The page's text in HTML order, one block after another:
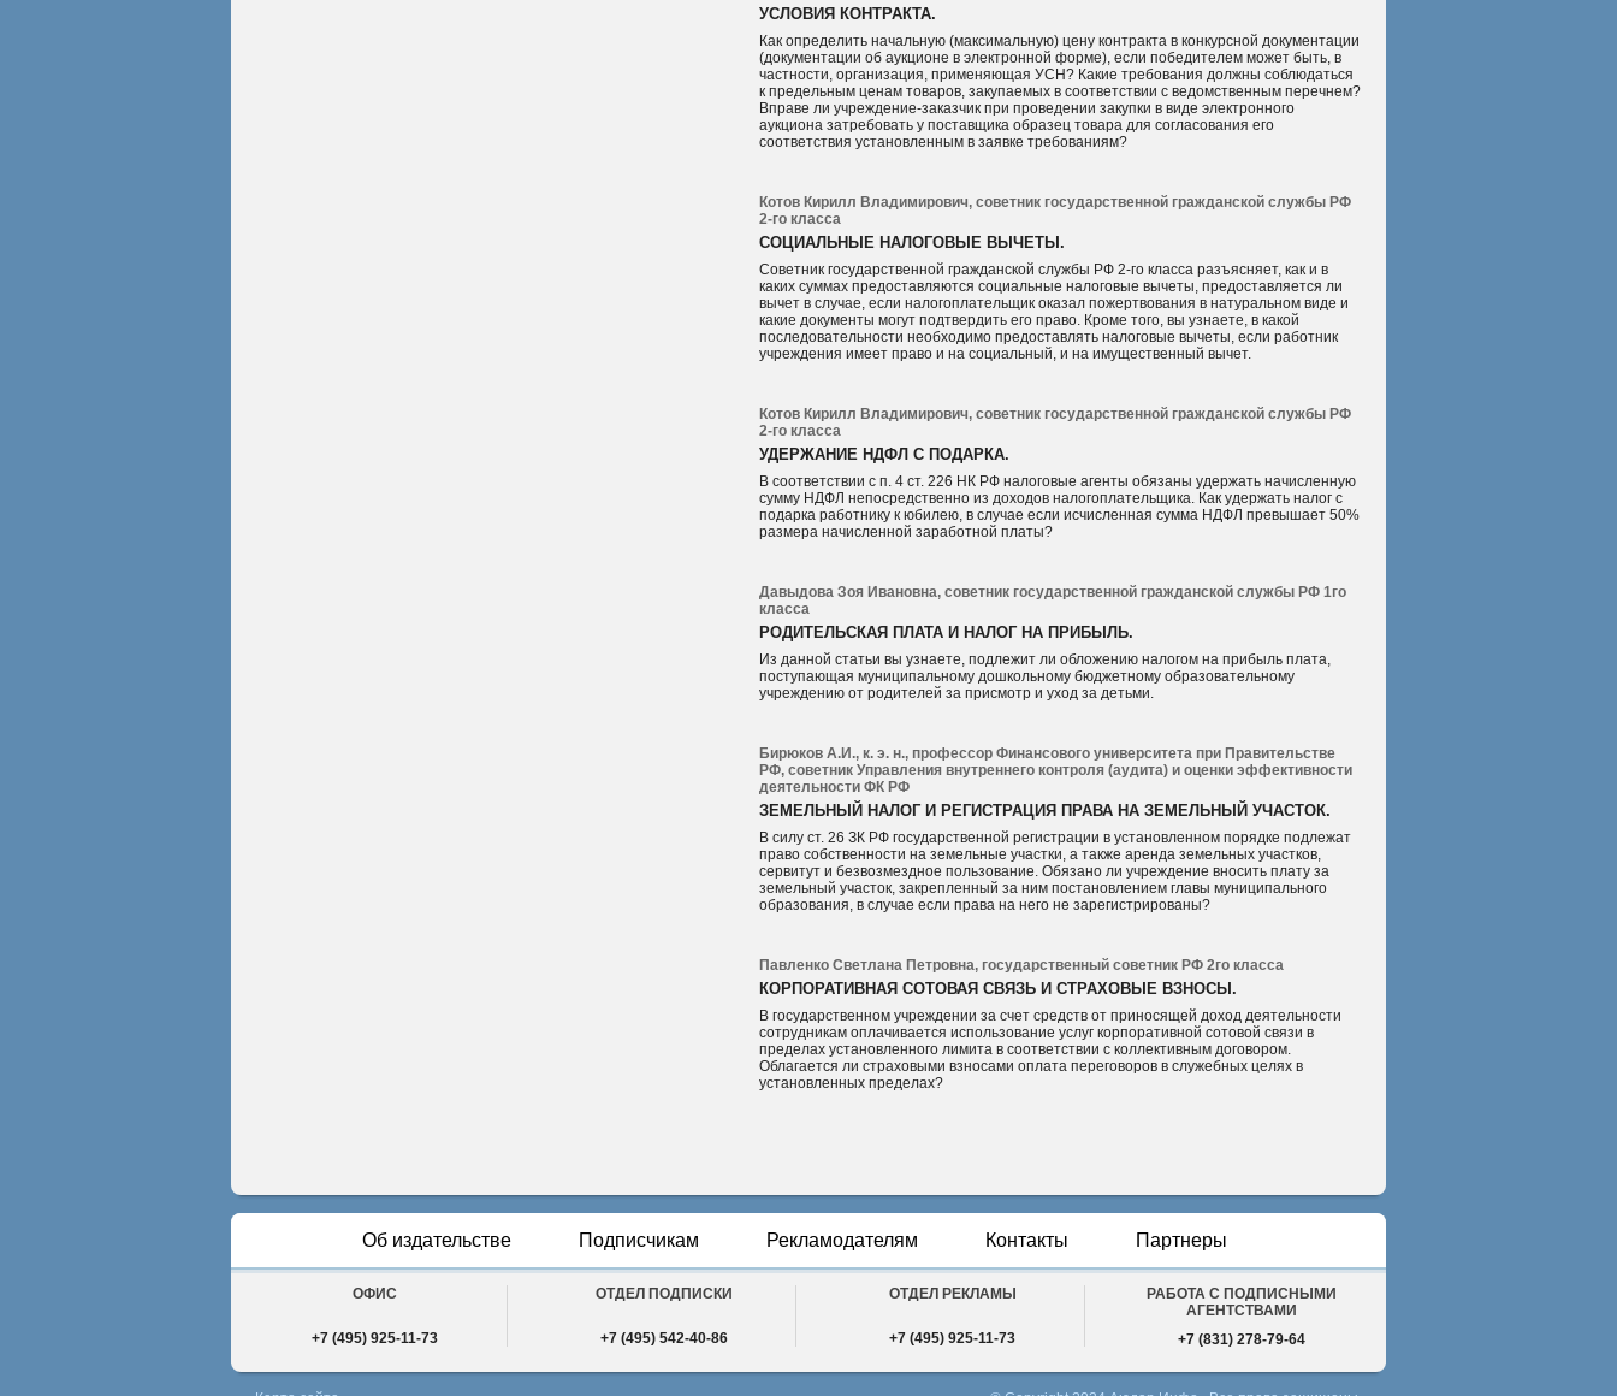
УСЛОВИЯ КОНТРАКТА.
Как определить начальную (максимальную) цену контракта в конкурсной документации
(документации об аукционе в электронной форме), если победителем может быть, в
частности, организация, применяющая УСН? Какие требования должны соблюдаться
к предельным ценам товаров, закупаемых в соответствии с ведомственным перечнем?
Вправе ли учреждение-заказчик при проведении закупки в виде электронного
аукциона затребовать у поставщика образец товара для согласования его
соответствия установленным в заявке требованиям?
Котов Кирилл Владимирович, советник государственной гражданской службы РФ
2‐го класса
СОЦИАЛЬНЫЕ НАЛОГОВЫЕ ВЫЧЕТЫ.
Советник государственной гражданской службы РФ 2-го класса разъясняет, как и в
каких суммах предоставляются социальные налоговые вычеты, предоставляется ли
вычет в случае, если налогоплательщик оказал пожертвования в натуральном виде и
какие документы могут подтвердить его право. Кроме того, вы узнаете, в какой
последовательности необходимо предоставлять налоговые вычеты, если работник
учреждения имеет право и на социальный, и на имущественный вычет.
Котов Кирилл Владимирович, советник государственной гражданской службы РФ
2‐го класса
УДЕРЖАНИЕ НДФЛ С ПОДАРКА.
В соответствии с п. 4 ст. 226 НК РФ налоговые агенты обязаны удержать начисленную
сумму НДФЛ непосредственно из доходов налогоплательщика. Как удержать налог с
подарка работнику к юбилею, в случае если исчисленная сумма НДФЛ превышает 50%
размера начисленной заработной платы?
Давыдова Зоя Ивановна, советник государственной гражданской службы РФ 1го
класса
РОДИТЕЛЬСКАЯ ПЛАТА И НАЛОГ НА ПРИБЫЛЬ.
Из данной статьи вы узнаете, подлежит ли обложению налогом на прибыль плата,
поступающая муниципальному дошкольному бюджетному образовательному
учреждению от родителей за присмотр и уход за детьми.
Бирюков А.И., к. э. н., профессор Финансового университета при Правительстве
РФ, советник Управления внутреннего контроля (аудита) и оценки эффективности
деятельности ФК РФ
ЗЕМЕЛЬНЫЙ НАЛОГ И РЕГИСТРАЦИЯ ПРАВА НА ЗЕМЕЛЬНЫЙ УЧАСТОК.
В силу ст. 26 ЗК РФ государственной регистрации в установленном порядке подлежат
право собственности на земельные участки, а также аренда земельных участков,
сервитут и безвозмездное пользование. Обязано ли учреждение вносить плату за
земельный участок, закрепленный за ним постановлением главы муниципального
образования, в случае если права на него не зарегистрированы?
Павленко Светлана Петровна, государственный советник РФ 2го класса
КОРПОРАТИВНАЯ СОТОВАЯ СВЯЗЬ И СТРАХОВЫЕ ВЗНОСЫ.
В государственном учреждении за счет средств от приносящей доход деятельности
сотрудникам оплачивается использование услуг корпоративной сотовой связи в
пределах установленного лимита в соответствии с коллективным договором.
Облагается ли страховыми взносами оплата переговоров в служебных целях в
установленных пределах?
Об издательстве Подписчикам Рекламодателям Контакты Партнеры
ОФИС
+7 (495) 925-11-73
ОТДЕЛ ПОДПИСКИ
+7 (495) 542-40-86
ОТДЕЛ РЕКЛАМЫ
+7 (495) 925-11-73
РАБОТА С ПОДПИСНЫМИ
АГЕНТСТВАМИ
+7 (831) 278-79-64